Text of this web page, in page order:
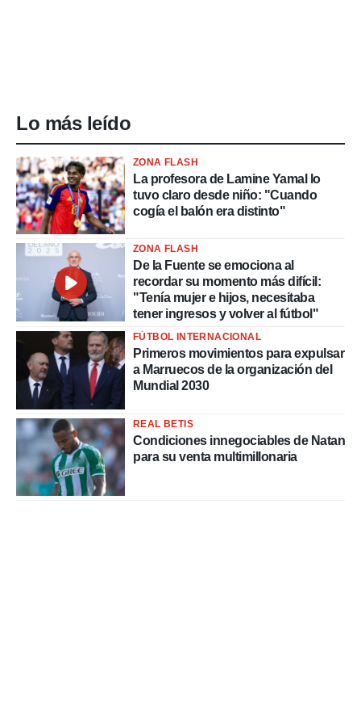
Lo más leído
ZONA FLASH
La profesora de Lamine Yamal lo
tuvo claro desde niño: "Cuando
cogía el balón era distinto"
ZONA FLASH
De la Fuente se emociona al
recordar su momento más difícil:
"Tenía mujer e hijos, necesitaba
tener ingresos y volver al fútbol"
FÚTBOL INTERNACIONAL
Primeros movimientos para expulsar
a Marruecos de la organización del
Mundial 2030
REAL BETIS
Condiciones innegociables de Natan
para su venta multimillonaria